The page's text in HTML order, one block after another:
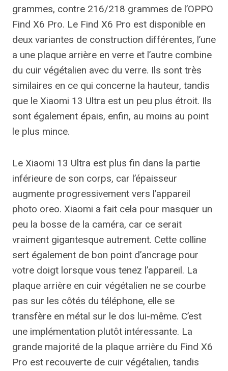
grammes, contre 216/218 grammes de l’OPPO
Find X6 Pro. Le Find X6 Pro est disponible en
deux variantes de construction différentes, l’une
a une plaque arrière en verre et l’autre combine
du cuir végétalien avec du verre. Ils sont très
similaires en ce qui concerne la hauteur, tandis
que le Xiaomi 13 Ultra est un peu plus étroit. Ils
sont également épais, enfin, au moins au point
le plus mince.
Le Xiaomi 13 Ultra est plus fin dans la partie
inférieure de son corps, car l’épaisseur
augmente progressivement vers l’appareil
photo oreo. Xiaomi a fait cela pour masquer un
peu la bosse de la caméra, car ce serait
vraiment gigantesque autrement. Cette colline
sert également de bon point d’ancrage pour
votre doigt lorsque vous tenez l’appareil. La
plaque arrière en cuir végétalien ne se courbe
pas sur les côtés du téléphone, elle se
transfère en métal sur le dos lui-même. C’est
une implémentation plutôt intéressante. La
grande majorité de la plaque arrière du Find X6
Pro est recouverte de cuir végétalien, tandis